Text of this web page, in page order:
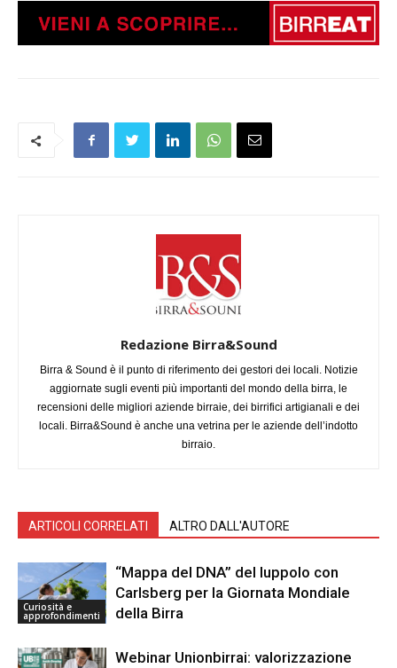
Redazione Birra&Sound
Birra & Sound è il punto di riferimento dei gestori dei locali. Notizie
aggiornate sugli eventi più importanti del mondo della birra, le
recensioni delle migliori aziende birraie, dei birrifici artigianali e dei
locali. Birra&Sound è anche una vetrina per le aziende dell’indotto
birraio.
ARTICOLI CORRELATI ALTRO DALL'AUTORE
Curiosità e
approfondimenti
“Mappa del DNA” del luppolo con
Carlsberg per la Giornata Mondiale
della Birra
Webinar Unionbirrai: valorizzazione